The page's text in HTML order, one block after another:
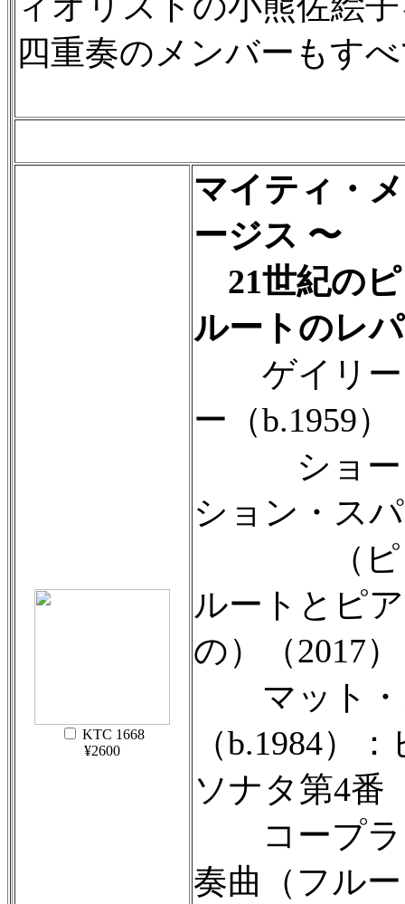
四重奏のメンバーもす
KTC 1668
¥2600
マイティ・
ージス 〜
21世紀の
ルートのレ
ゲイリー
ー（b.1959）
ショー
ション・ス
（ピッ
ルートとピ
の）（2017）
マット・
（b.1984）
ソナタ第4番
コープラ
奏曲（フル